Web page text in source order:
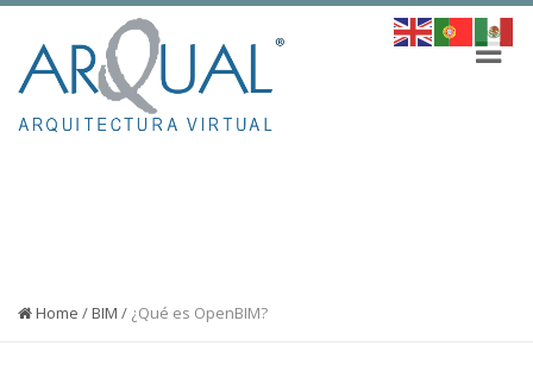
Home /BIM / ¿Qué es OpenBIM?